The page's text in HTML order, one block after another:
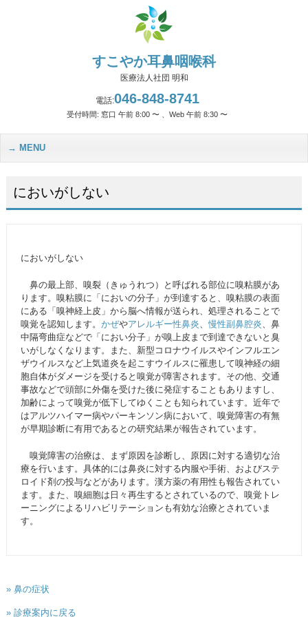
すこやか耳鼻咽喉科
医療法人社団 明和
電話:046-848-8741
受付時間: 窓口 午前 8:00 〜 、Web 午前 8:30 〜
MENU
においがしない
においがしない
鼻の最上部、嗅裂（きゅうれつ）と呼ばれる部位に嗅粘膜があ
ります。嗅粘膜に「においの分子」が到達すると、嗅粘膜の表面
にある「嗅神経上皮」から脳へ情報が送られ、処理されることで
嗅覚を認知します。 かぜやアレルギー性鼻炎、 慢性副鼻腔炎、鼻
中隔弯曲症などで「におい分子」が嗅上皮まで到達できないと臭
いがしなくなります。また、新型コロナウイルスやインフルエン
ザウイルスなど上気道炎を起こすウイルスに罹患して嗅神経の細
胞自体がダメージを受けると嗅覚が障害されます。その他、交通
事故などで頭部に外傷を受けた後に発症することもありますし、
加齢によって嗅覚が低下してゆくことも知られています。近年で
はアルツハイマー病やパーキンソン病において、嗅覚障害の有無
が早期診断に有用であるとの研究結果が報告されています。
嗅覚障害の治療は、まず原因を診断し、原因に対する適切な治
療を行います。具体的には鼻炎に対する内服や手術、およびステ
ロイド剤の投与などがあります。漢方薬の有用性も報告されてい
ます。また、嗅細胞は日々再生するとされているので、嗅覚トレ
ーニングによるリハビリテーションも有効な治療とされていま
す。
» 鼻の症状
» 診療案内に戻る